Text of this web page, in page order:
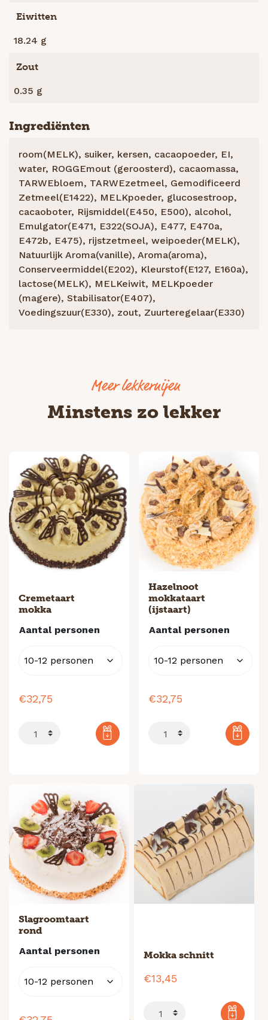
Eiwitten
18.24 g
Zout
0.35 g
Ingrediënten
room(MELK), suiker, kersen, cacaopoeder, EI,
water, ROGGEmout (geroosterd), cacaomassa,
TARWEbloem, TARWEzetmeel, Gemodificeerd
Zetmeel(E1422), MELKpoeder, glucosestroop,
cacaoboter, Rijsmiddel(E450, E500), alcohol,
Emulgator(E471, E322(SOJA), E477, E470a,
E472b, E475), rijstzetmeel, weipoeder(MELK),
Natuurlijk Aroma(vanille), Aroma(aroma),
Conserveermiddel(E202), Kleurstof(E127, E160a),
lactose(MELK), MELKeiwit, MELKpoeder
(magere), Stabilisator(E407),
Voedingszuur(E330), zout, Zuurteregelaar(E330)
Minstens zo lekker
Cremetaart
mokka
Aantal personen
€32,75
Hazelnoot
mokkataart
(ijstaart)
Aantal personen
€32,75
Slagroomtaart
rond
Aantal personen
Mokka schnitt
€13,45